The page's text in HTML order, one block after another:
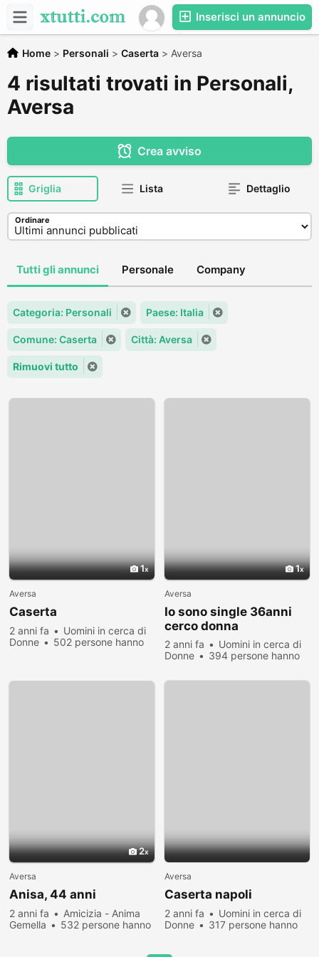
Inserisci un annuncio
Home > Personali > Caserta > Aversa
4 risultati trovati in Personali,
Aversa
Crea avviso
Griglia Lista Dettaglio
Ordinare
Tutti gli annunci Personale Company
Categoria: Personali Paese: Italia
Comune: Caserta Città: Aversa
Rimuovi tutto
1
Aversa
Caserta
2 anni fa
Uomini in cerca di
Donne
502 persone hanno
1
Aversa
Io sono single 36anni
cerco donna
2 anni fa
Uomini in cerca di
Donne
394 persone hanno
2
Aversa
Anisa, 44 anni
2 anni fa
Amicizia - Anima
Gemella
532 persone hanno
Aversa
Caserta napoli
2 anni fa
Uomini in cerca di
Donne
317 persone hanno